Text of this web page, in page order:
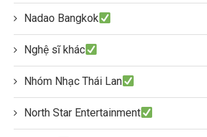
Nadao Bangkok
Nghệ sĩ khác
Nhóm Nhạc Thái Lan
North Star Entertainment